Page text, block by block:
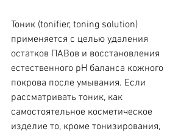
Тоник (tonifier, toning solution)
применяется с целью удаления
остатков ПАВов и восстановления
естественного pH баланса кожного
покрова после умывания. Если
рассматривать тоник, как
самостоятельное косметическое
изделие то, кроме тонизирования,